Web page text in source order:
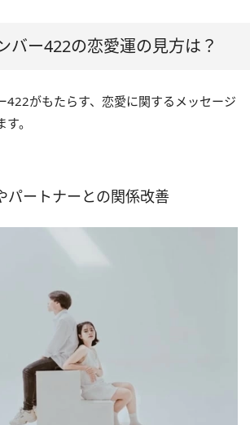
バー422の恋愛運の見方は？
422がもたらす、恋愛に関するメッセージ
。
パートナーとの関係改善